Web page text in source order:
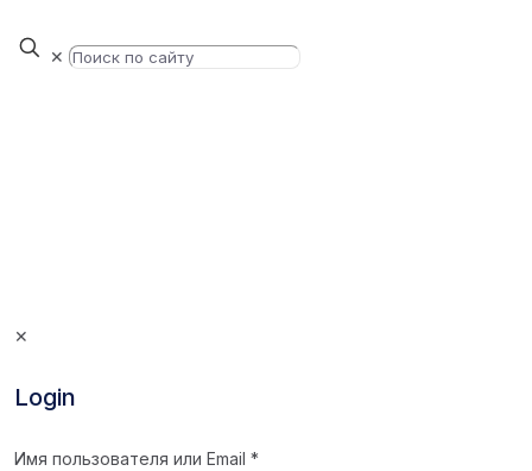
✕
✕
Login
Имя пользователя или Email*